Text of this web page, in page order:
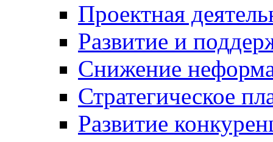
Проектная
Развитие и
Снижение
Стратегическое
Развитие